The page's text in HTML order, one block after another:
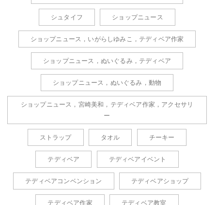
シュタイフ ショップニュース
ショップニュース，いがらしゆみこ，テディベア作家
ショップニュース，ぬいぐるみ，テディベア
ショップニュース，ぬいぐるみ，動物
ショップニュース，宮崎美和，テディベア作家，アクセサリ
ー
ストラップ タオル チーキー
テディベア テディベアイベント
テディベアコンベンション テディベアショップ
テディベア作家 テディベア教室